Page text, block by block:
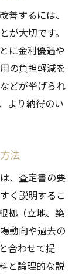
善するには、
が大切です。
に金利優遇や
の負担軽減を
どが挙げられ
より納得のい
法
、査定書の要
く説明するこ
拠（立地、築
動向や過去の
合わせて提
と論理的な説